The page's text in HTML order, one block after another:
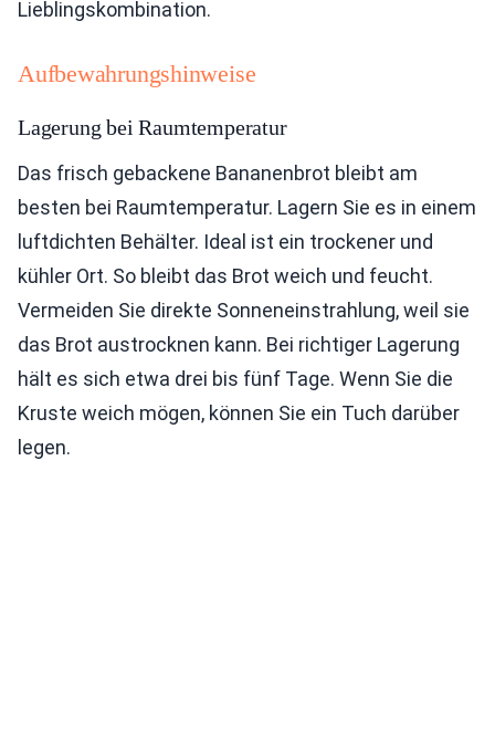
Lieblingskombination.
Aufbewahrungshinweise
Lagerung bei Raumtemperatur
Das frisch gebackene Bananenbrot bleibt am
besten bei Raumtemperatur. Lagern Sie es in einem
luftdichten Behälter. Ideal ist ein trockener und
kühler Ort. So bleibt das Brot weich und feucht.
Vermeiden Sie direkte Sonneneinstrahlung, weil sie
das Brot austrocknen kann. Bei richtiger Lagerung
hält es sich etwa drei bis fünf Tage. Wenn Sie die
Kruste weich mögen, können Sie ein Tuch darüber
legen.